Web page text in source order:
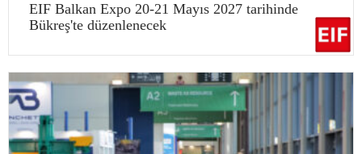
EIF Balkan Expo 20-21 Mayıs 2027 tarihinde
Bükreş'te düzenlenecek